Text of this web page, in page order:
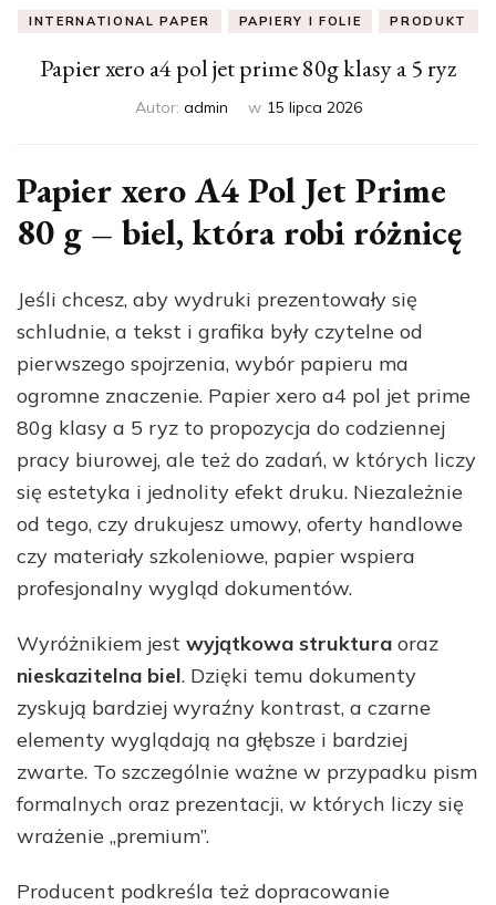
INTERNATIONAL PAPER PAPIERY I FOLIE PRODUKT
Papier xero a4 pol jet prime 80g klasy a 5 ryz
Autor: admin w 15 lipca 2026
Papier xero A4 Pol Jet Prime
80 g – biel, która robi różnicę
Jeśli chcesz, aby wydruki prezentowały się
schludnie, a tekst i grafika były czytelne od
pierwszego spojrzenia, wybór papieru ma
ogromne znaczenie. Papier xero a4 pol jet prime
80g klasy a 5 ryz to propozycja do codziennej
pracy biurowej, ale też do zadań, w których liczy
się estetyka i jednolity efekt druku. Niezależnie
od tego, czy drukujesz umowy, oferty handlowe
czy materiały szkoleniowe, papier wspiera
profesjonalny wygląd dokumentów.
Wyróżnikiem jest wyjątkowa struktura oraz
nieskazitelna biel. Dzięki temu dokumenty
zyskują bardziej wyraźny kontrast, a czarne
elementy wyglądają na głębsze i bardziej
zwarte. To szczególnie ważne w przypadku pism
formalnych oraz prezentacji, w których liczy się
wrażenie „premium”.
Producent podkreśla też dopracowanie